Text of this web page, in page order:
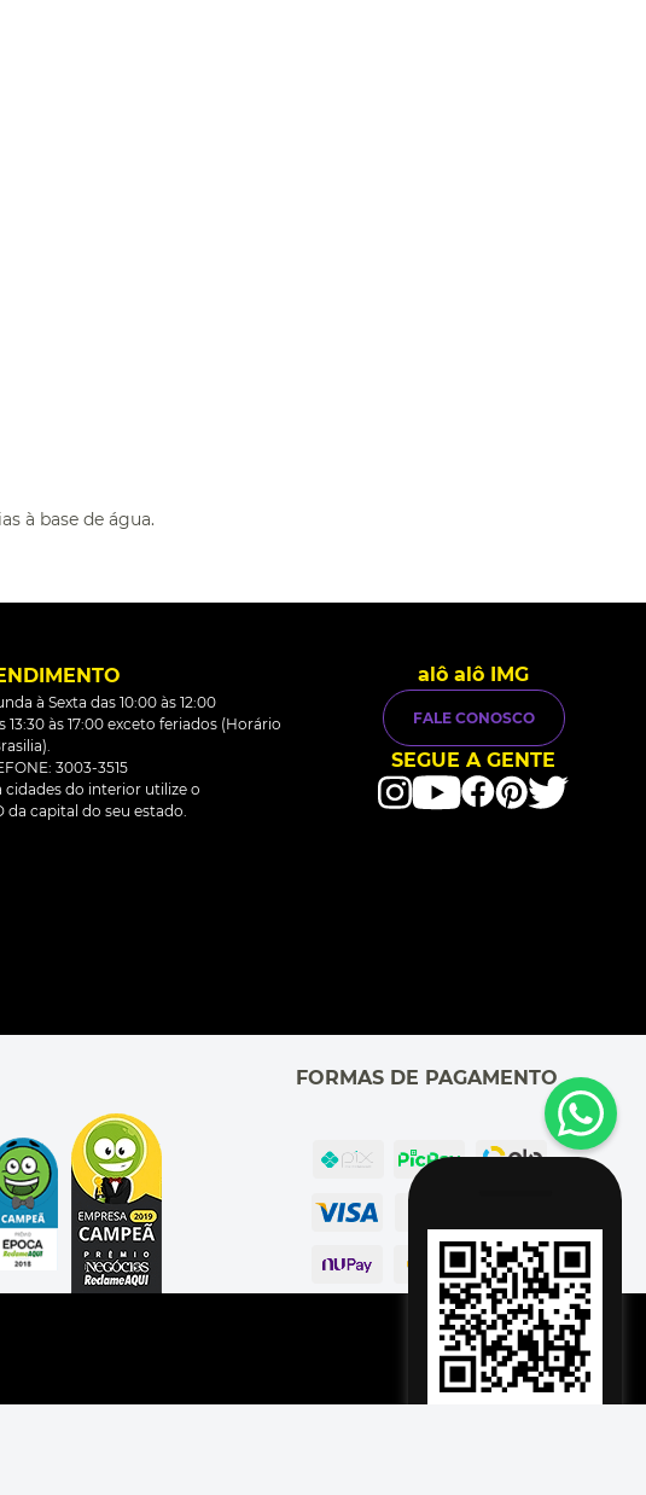
à base de água.
à Sexta das 10:00 às 12:00
13:30 às 17:00 exceto feriados (Horário
3003-3515
cidades do interior utilize o
da capital do seu estado.
alô alô IMG
FALE CONOSCO
SEGUE A GENTE
FORMAS DE PAGAMENTO